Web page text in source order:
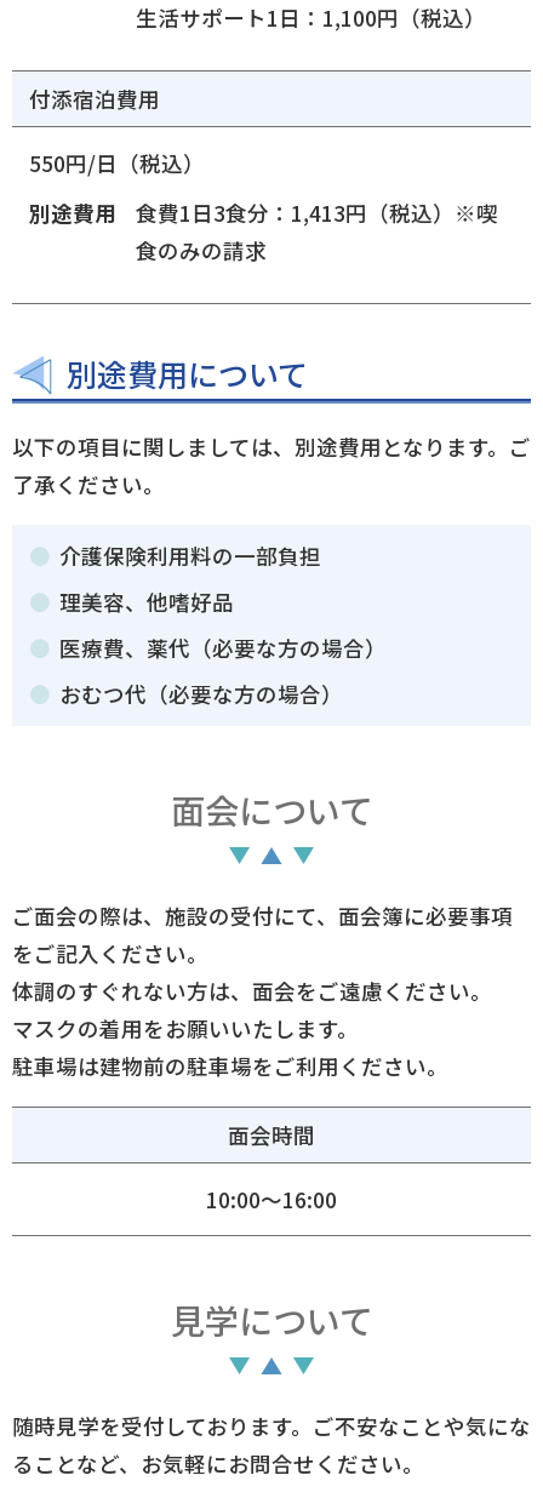
生活サポート1日：1,100円（税込）
付添宿泊費用
550円/日（税込）
別途費用
食費1日3食分：1,413円（税込）※喫
食のみの請求
別途費用について
以下の項目に関しましては、別途費用となります。ご
了承ください。
介護保険利用料の一部負担
理美容、他嗜好品
医療費、薬代（必要な方の場合）
おむつ代（必要な方の場合）
面会について
ご面会の際は、施設の受付にて、面会簿に必要事項
をご記入ください。
体調のすぐれない方は、面会をご遠慮ください。
マスクの着用をお願いいたします。
駐車場は建物前の駐車場をご利用ください。
面会時間
10:00〜16:00
見学について
随時見学を受付しております。ご不安なことや気にな
ることなど、お気軽にお問合せください。